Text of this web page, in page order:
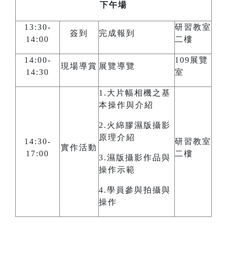
下午場
13:30-
14:00
簽到 完成報到
研習教室
二樓
14:00-
14:30
現場導賞 展覽導覽
109展覽
室
14:30-
17:00
實作活動
1.大片幅相機之基
本操作與介紹
2.火綿膠濕版攝影
原理介紹
3.濕版攝影作品與
操作示範
4.學員參與拍攝與
操作
研習教室
二樓